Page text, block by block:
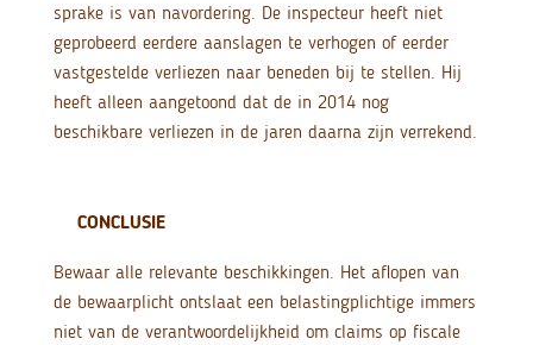
sprake is van navordering. De inspecteur heeft niet
geprobeerd eerdere aanslagen te verhogen of eerder
vastgestelde verliezen naar beneden bij te stellen. Hij
heeft alleen aangetoond dat de in 2014 nog
beschikbare verliezen in de jaren daarna zijn verrekend.
CONCLUSIE
Bewaar alle relevante beschikkingen. Het aflopen van
de bewaarplicht ontslaat een belastingplichtige immers
niet van de verantwoordelijkheid om claims op fiscale